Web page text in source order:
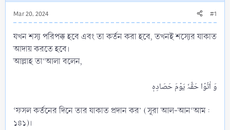
Mar 20, 2024 #1
যখন শস্য পরিপক্ক হবে এবং তা কর্তন করা হবে, তখনই শস্যের যাকাত
আদায় করতে হবে।
আল্লাহ তা‘আলা বলেন,
‘ফসল কর্তনের দিনে তার যাকাত প্রদান কর’ (সূরা আল-আন‘আম :
১৪১)।